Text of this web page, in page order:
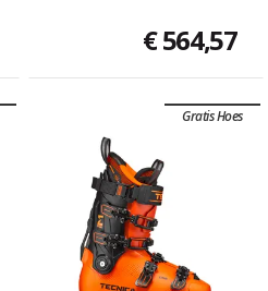
€ 564,57
Gratis Hoes